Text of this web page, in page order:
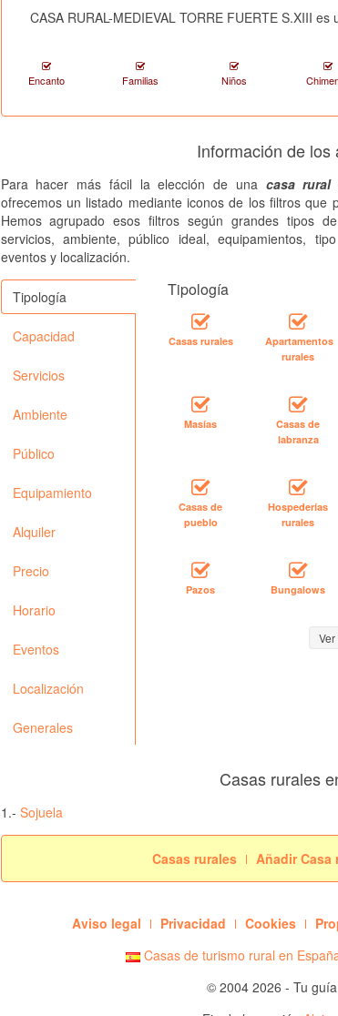
CASA RURAL-MEDIEVAL TORRE FUERTE S.XIII
Encanto Familias Niños
Información de
Para hacer más fácil la elección de una casa
ofrecemos un listado mediante iconos de los filtros que
Hemos agrupado esos filtros según grandes tipos
servicios, ambiente, público ideal, equipamientos,
eventos y localización.
Tipología
Capacidad
Servicios
Ambiente
Público
Equipamiento
Alquiler
Precio
Horario
Eventos
Localización
Generales
Tipología
Casas rurales
Apartamentos
rurales
Masías
Casas de
labranza
Casas de
pueblo
Hospederías
rurales
Pazos Bungalows
Casas rurales
1.- Sojuela
Casas rurales Añadir Casa
Aviso legal Privacidad Cookies
Casas de turismo rural en
© 2004 2026 - Tu